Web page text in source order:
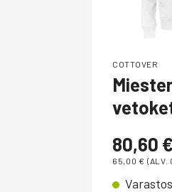
COTTOVER
80,60 €
65,00 € (ALV.